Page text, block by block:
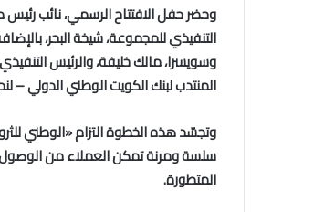
وحضر حفل الافتتاح الرسمي، نائب رئيس
التنفيذي للمجموعة، شيخة البحر،
وسويسرا، مالك خليفة، والرئيس
المنتدب لبنك الكويت الوطني الدولي –
وتجسّد هذه الخطوة التزام «الوطني
سلسة ومرنة تمكن العملاء من الوصول
المتطورة.